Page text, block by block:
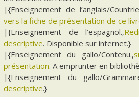
|{Enseignement de l’anglais/
vers la fiche de présentation de ce
|{Enseignement de l’espagnol.,
descriptive. Disponible sur internet.}
|{Enseignement du gallo/Contenu.,
présentation. A emprunter en
|{Enseignement du gallo/
descriptive.}